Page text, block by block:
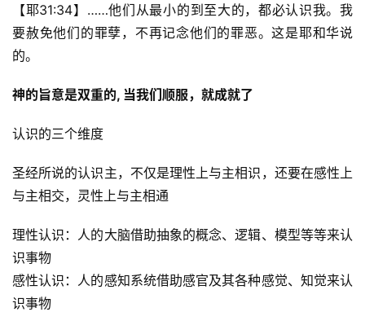
【耶31:34】……他们从最小的到至大的，都必认识我。我
要赦免他们的罪孽，不再记念他们的罪恶。这是耶和华说
的。
神的旨意是双重的, 当我们顺服，就成就了
认识的三个维度
圣经所说的认识主，不仅是理性上与主相识，还要在感性上
与主相交，灵性上与主相通
理性认识：人的大脑借助抽象的概念、逻辑、模型等等来认
识事物
感性认识：人的感知系统借助感官及其各种感觉、知觉来认
识事物